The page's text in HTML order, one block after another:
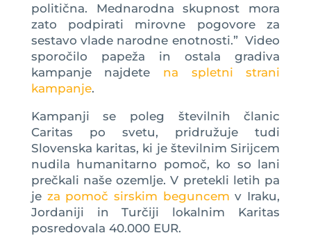
politična. Mednarodna skupnost mora
zato podpirati mirovne pogovore za
sestavo vlade narodne enotnosti.” Video
sporočilo papeža in ostala gradiva
kampanje najdete na spletni strani
kampanje.
Kampanji se poleg številnih članic
Caritas po svetu, pridružuje tudi
Slovenska karitas, ki je številnim Sirijcem
nudila humanitarno pomoč, ko so lani
prečkali naše ozemlje. V pretekli letih pa
je za pomoč sirskim beguncem v Iraku,
Jordaniji in Turčiji lokalnim Karitas
posredovala 40.000 EUR.